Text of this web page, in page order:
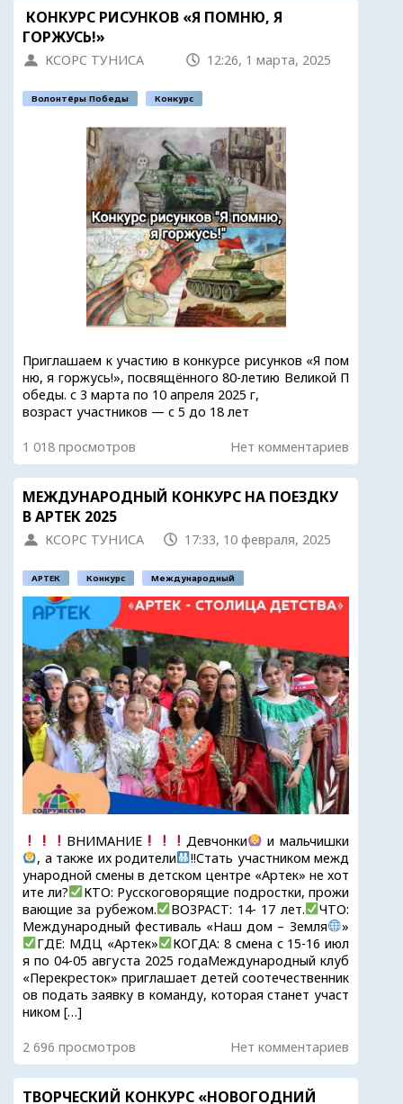
КОНКУРС РИСУНКОВ «Я ПОМНЮ, Я
ГОРЖУСЬ!»
КСОРС ТУНИСА 12:26, 1 марта, 2025
Волонтёры Победы Конкурс
Приглашаем к участию в конкурсе рисунков «Я пом
ню, я горжусь!», посвящённого 80-летию Великой П
обеды. с 3 марта по 10 апреля 2025 г,
возраст участников — с 5 до 18 лет
1 018 просмотров Нет комментариев
МЕЖДУНАРОДНЫЙ КОНКУРС НА ПОЕЗДКУ
В АРТЕК 2025
КСОРС ТУНИСА 17:33, 10 февраля, 2025
АРТЕК Конкурс Международный
ВНИМАНИЕ Девчонки
и мальчишки
, а также их родители
!!Стать участником межд
ународной смены в детском центре «Артек» не хот
ите ли?
КТО: Русскоговорящие подростки, прожи
вающие за рубежом.
ВОЗРАСТ: 14- 17 лет.
ЧТО:
Международный фестиваль «Наш дом – Земля
»
ГДЕ: МДЦ «Артек»
КОГДА: 8 смена с 15-16 июл
я по 04-05 августа 2025 годаМеждународный клуб
«Перекресток» приглашает детей соотечественник
ов подать заявку в команду, которая станет участ
ником […]
2 696 просмотров Нет комментариев
ТВОРЧЕСКИЙ КОНКУРС «НОВОГОДНИЙ